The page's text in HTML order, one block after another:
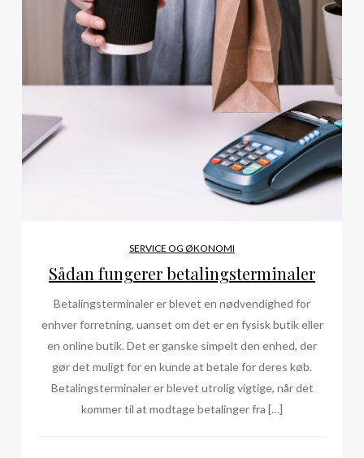
SERVICE OG ØKONOMI
Sådan fungerer betalingsterminaler
Betalingsterminaler er blevet en nødvendighed for
enhver forretning, uanset om det er en fysisk butik eller
en online butik. Det er ganske simpelt den enhed, der
gør det muligt for en kunde at betale for deres køb.
Betalingsterminaler er blevet utrolig vigtige, når det
kommer til at modtage betalinger fra […]